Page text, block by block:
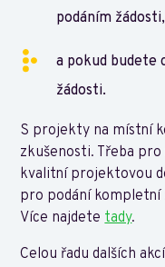
podáním žádosti,
a pokud budete
žádosti.
S projekty na místní
zkušenosti. Třeba pro
kvalitní projektovou
pro podání kompletní
Více najdetetady.
Celou řadu dalších